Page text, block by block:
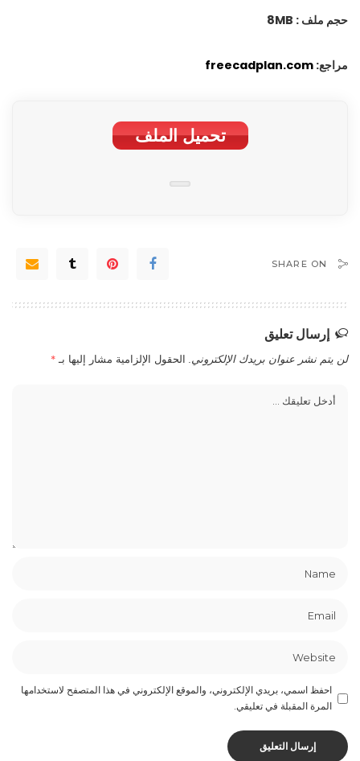
حجم ملف : 8MB
مراجع: freecadplan.com
تحمیل الملف
SHARE ON
إرسال تعليق
لن يتم نشر عنوان بريدك الإلكتروني. الحقول الإلزامية مشار إليها بـ*
احفظ اسمي، بريدي الإلكتروني، والموقع الإلكتروني في هذا المتصفح لاستخدامها
المرة المقبلة في تعليقي.